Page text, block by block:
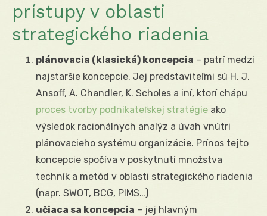
prístupy v oblasti
strategického riadenia
plánovacia (klasická) koncepcia – patrí medzi
najstaršie koncepcie. Jej predstaviteľmi sú H. J.
Ansoff, A. Chandler, K. Scholes a iní, ktorí chápu
proces tvorby podnikateľskej stratégie ako
výsledok racionálnych analýz a úvah vnútri
plánovacieho systému organizácie. Prínos tejto
koncepcie spočíva v poskytnutí množstva
techník a metód v oblasti strategického riadenia
(napr. SWOT, BCG, PIMS…)
učiaca sa koncepcia – jej hlavným